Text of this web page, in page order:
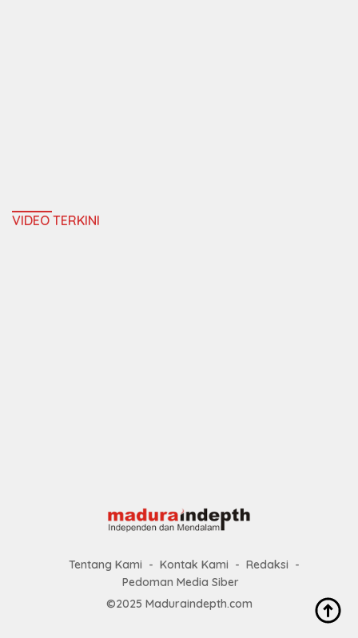
VIDEO TERKINI
Tentang Kami Kontak Kami
Redaksi
Pedoman Media Siber
©2025 Maduraindepth.com